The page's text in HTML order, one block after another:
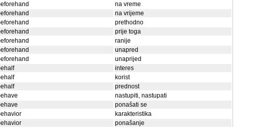
na vreme
na vrijeme
prethodno
prije toga
ranije
unapred
unaprijed
interes
korist
prednost
nastupiti, nastupati
ponašati se
karakteristika
ponašanje